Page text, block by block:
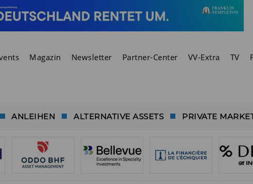
Magazin Newsletter Partner-Center VV-Extra TV
ANLEIHEN ALTERNATIVE ASSETS PRIVATE